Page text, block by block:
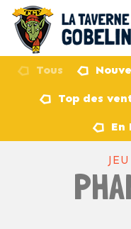
Tous
Top des
En